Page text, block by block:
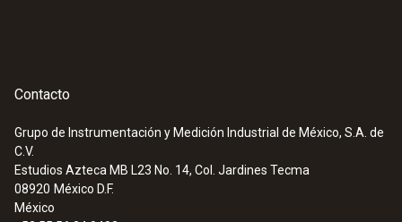
Contacto
Grupo de Instrumentación y Medición Industrial de México, S.A. de
C.V.
Estudios Azteca MB L23 No. 14, Col. Jardines Tecma
08920 México D.F.
México